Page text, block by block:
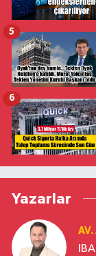
5
6
Yazarlar
AV.